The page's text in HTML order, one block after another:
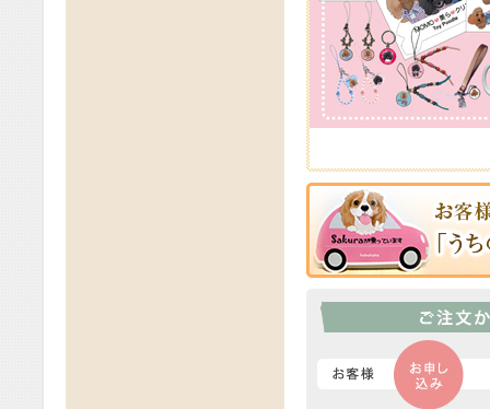
2020/08/10 2020年8月10
似顔絵お申し
2020/04/12 ネオトート、
2020/04/13
5月31日（日
2020/03/22
2020年3月22
お申し込みの
2020/02/2
2020年2月2日
2020/1/12
2020年1月12
2019/12/1
2019年12月1
2019/09/24 2019年11月17
2019/10/22 2019年11月4
2019/06/23
2019年8月18
うちの子グッ
2019年7月28
ト秦野店に出
ひお気に入り
ワンちゃんと